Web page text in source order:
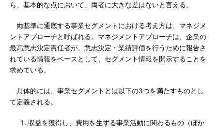
ら、基本的な点において、両者に大きな差はないと言える。
両基準に通底する事業セグメントにおける考え方は、マネジメ
ントアプローチと呼ばれる。マネジメントアプローチは、企業の
最高意志決定責任者が、意志決定・業績評価を行うために報告さ
れている情報をベースとして、セグメント情報を開示することを
求めている。
具体的には、事業セグメントとは以下の3つを満たすものとし
て定義される。
収益を獲得し、費用を生ずる事業活動に関わるもの（ほか